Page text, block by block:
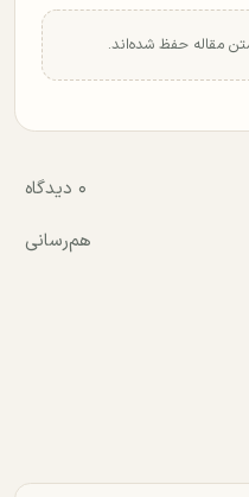
مقاله حفظ شده‌اند.
۰ دیدگاه
هم‌رسانی